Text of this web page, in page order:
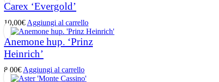
Carex ‘Evergold’
10,00€ Aggiungi al carrello
Anemone hup. ‘Prinz
Heinrich’
8,00€ Aggiungi al carrello